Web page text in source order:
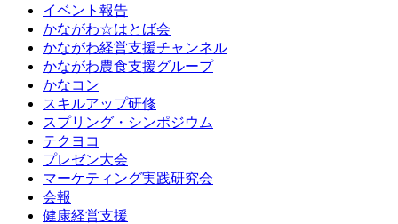
イベント報告
かながわ☆はとば会
かながわ経営支援チャンネル
かながわ農食支援グループ
かなコン
スキルアップ研修
スプリング・シンポジウム
テクヨコ
プレゼン大会
マーケティング実践研究会
会報
健康経営支援